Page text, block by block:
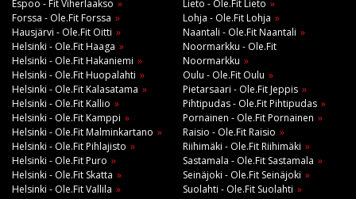
Espoo - Fit Viherlaakso
Forssa - Ole.Fit Forssa
Hausjärvi - Ole.Fit Oitti
Helsinki - Ole.Fit Haaga
Helsinki - Ole.Fit Hakaniemi
Helsinki - Ole.Fit Huopalahti
Helsinki - Ole.Fit Kalasatama
Helsinki - Ole.Fit Kallio
Helsinki - Ole.Fit Kamppi
Helsinki - Ole.Fit Malminkartano
Helsinki - Ole.Fit Pihlajisto
Helsinki - Ole.Fit Puro
Helsinki - Ole.Fit Skatta
Helsinki - Ole.Fit Vallila
Lieto - Ole.Fit Lieto
Lohja - Ole.Fit Lohja
Naantali - Ole.Fit Naantali
Noormarkku - Ole.Fit
Noormarkku
Oulu - Ole.Fit Oulu
Pietarsaari - Ole.Fit Jeppis
Pihtipudas - Ole.Fit Pihtipudas
Pornainen - Ole.Fit Pornainen
Raisio - Ole.Fit Raisio
Riihimäki - Ole.Fit Riihimäki
Sastamala - Ole.Fit Sastamala
Seinäjoki - Ole.Fit Seinäjoki
Suolahti - Ole.Fit Suolahti